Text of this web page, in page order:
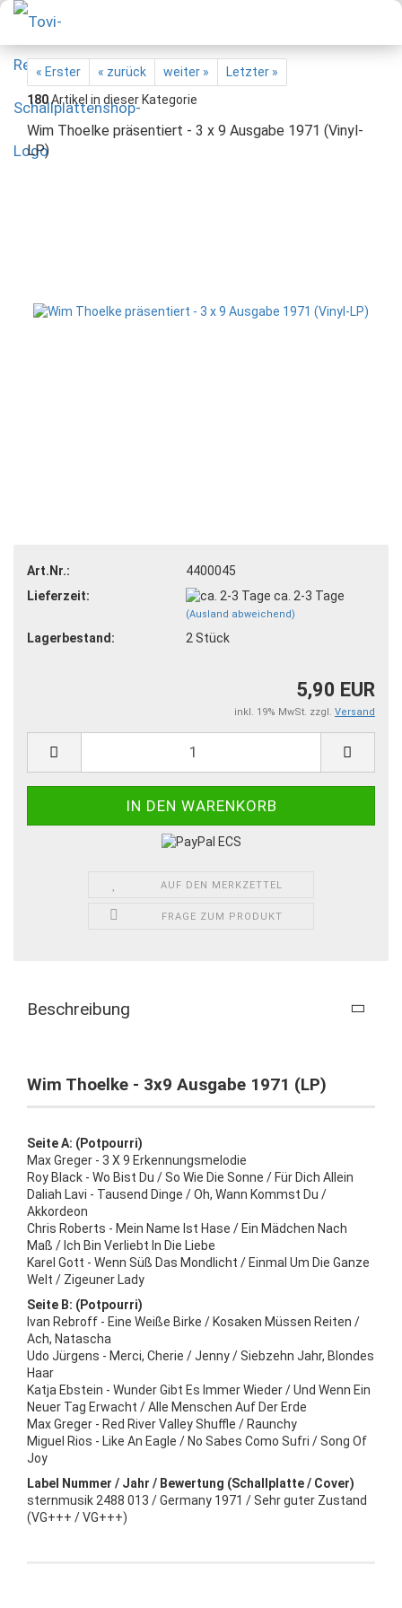
« Erster « zurück weiter »
Letzter »
180Artikel in dieser Kategorie
Wim Thoelke präsentiert - 3 x 9 Ausgabe 1971 (Vinyl-
LP)
Art.Nr.:
4400045
Lieferzeit:
ca. 2-3 Tage
(Ausland abweichend)
Lagerbestand: 2Stück
5,90 EUR
inkl. 19% MwSt. zzgl. Versand
AUF DEN MERKZETTEL
FRAGE ZUM PRODUKT
Beschreibung
Wim Thoelke - 3x9 Ausgabe 1971 (LP)
Seite A: (Potpourri)
Max Greger - 3 X 9 Erkennungsmelodie
Roy Black - Wo Bist Du / So Wie Die Sonne / Für Dich Allein
Daliah Lavi - Tausend Dinge / Oh, Wann Kommst Du /
Akkordeon
Chris Roberts - Mein Name Ist Hase / Ein Mädchen Nach
Maß / Ich Bin Verliebt In Die Liebe
Karel Gott - Wenn Süß Das Mondlicht / Einmal Um Die Ganze
Welt / Zigeuner Lady
Seite B: (Potpourri)
Ivan Rebroff - Eine Weiße Birke / Kosaken Müssen Reiten /
Ach, Natascha
Udo Jürgens - Merci, Cherie / Jenny / Siebzehn Jahr, Blondes
Haar
Katja Ebstein - Wunder Gibt Es Immer Wieder / Und Wenn Ein
Neuer Tag Erwacht / Alle Menschen Auf Der Erde
Max Greger - Red River Valley Shuffle / Raunchy
Miguel Rios - Like An Eagle / No Sabes Como Sufri / Song Of
Joy
Label Nummer / Jahr / Bewertung (Schallplatte / Cover)
sternmusik 2488 013 / Germany 1971 / Sehr guter Zustand
(VG+++ / VG+++)